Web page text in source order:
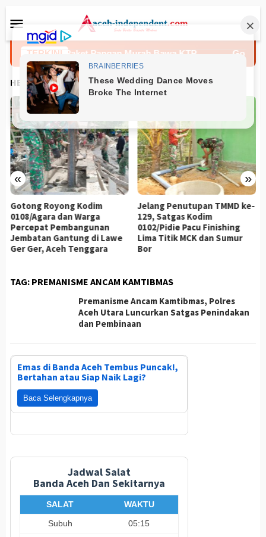
ke
kontenMobile
TERKINI
Yang Mau Paket Pangan Murah Bawa KTP Gotong
HEADLINES
« »
Gotong Royong Kodim
0108/Agara dan Warga
Percepat Pembangunan
Jembatan Gantung di Lawe
Ger Ger, Aceh Tenggara
Jelang Penutupan TMMD ke-
129, Satgas Kodim
0102/Pidie Pacu Finishing
Lima Titik MCK dan Sumur
Bor
TAG: PREMANISME ANCAM KAMTIBMAS
Premanisme Ancam Kamtibmas, Polres
Aceh Utara Luncurkan Satgas Penindakan
dan Pembinaan
Emas di Banda Aceh Tembus Puncak!,
Bertahan atau Siap Naik Lagi?
Baca Selengkapnya
Jadwal Salat
Banda Aceh Dan Sekitarnya
SALAT
WAKTU
Subuh
05:15